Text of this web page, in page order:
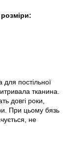
:
постільної
тканина.
довгі роки,
При цьому бязь
не